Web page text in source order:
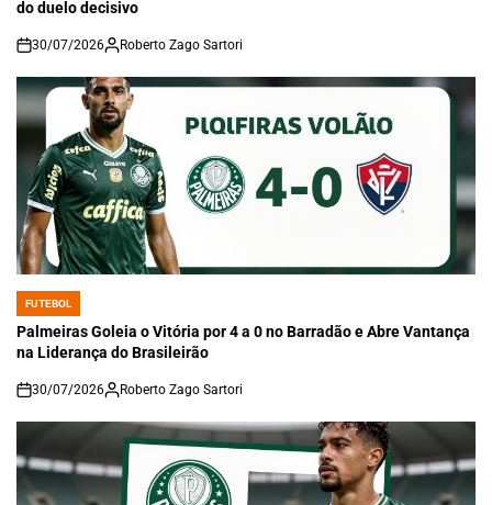
do duelo decisivo
on
30/07/2026 Roberto Zago Sartori
POSTED
IN
FUTEBOL
Palmeiras Goleia o Vitória por 4 a 0 no Barradão e Abre Vantança
na Liderança do Brasileirão
on
30/07/2026 Roberto Zago Sartori